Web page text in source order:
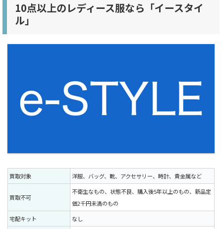
10点以上のレディース服なら「イースタイ
ル」
買取対象 洋服、バッグ、靴、アクセサリー、時計、貴金属など
買取不可
不衛生なもの、状態不良、購入後5年以上のもの、新品定
価2千円未満のもの
宅配キット
なし